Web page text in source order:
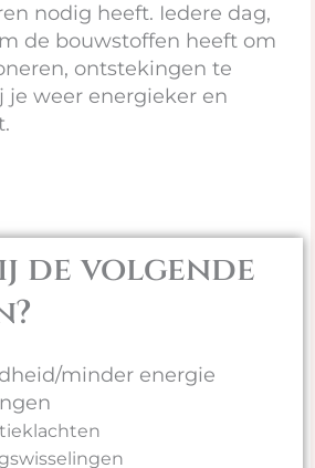
nodig heeft. Iedere dag,
de bouwstoffen heeft om
ontstekingen te
je weer energieker en
de volgende
minder energie